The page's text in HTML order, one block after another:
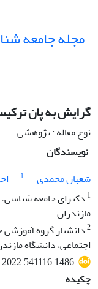
مجله جامعه
گرایش به پان
نوع مقاله : پژوهشی
نویسندگان
شعبان محمدی
1
1 دکترای جامعه
مازندران
2دانشیار گروه
اجتماعی، دانشگاه
چکیده